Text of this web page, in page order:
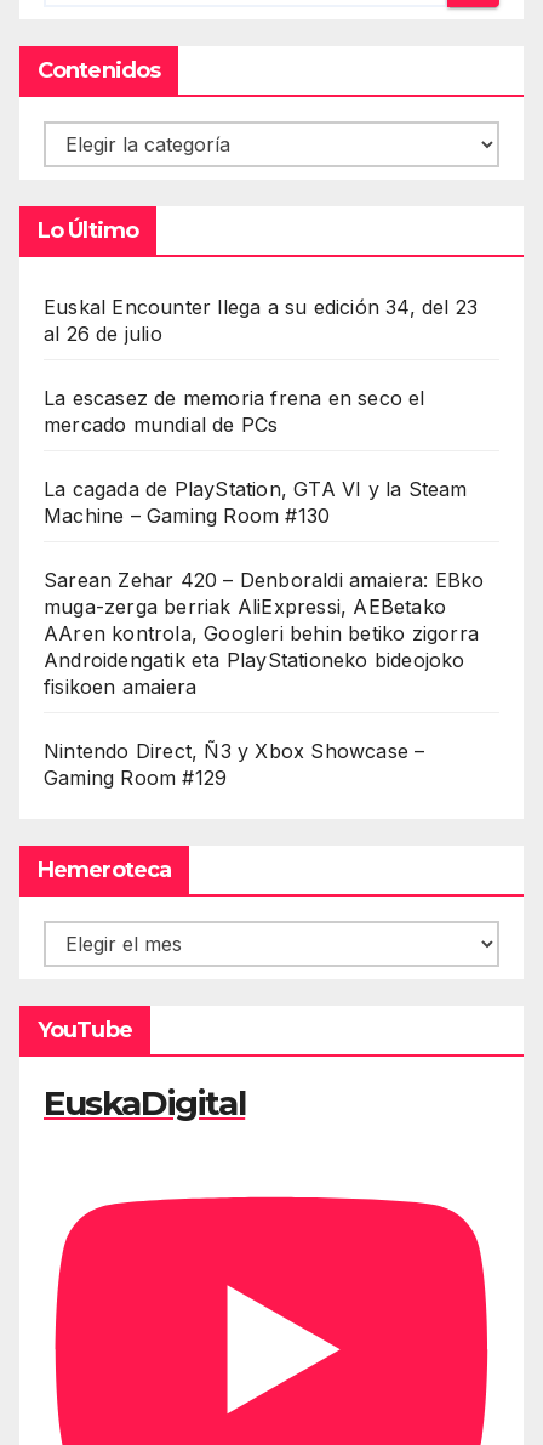
Contenidos
Contenidos
Lo Último
Euskal Encounter llega a su edición 34, del 23
al 26 de julio
La escasez de memoria frena en seco el
mercado mundial de PCs
La cagada de PlayStation, GTA VI y la Steam
Machine – Gaming Room #130
Sarean Zehar 420 – Denboraldi amaiera: EBko
muga-zerga berriak AliExpressi, AEBetako
AAren kontrola, Googleri behin betiko zigorra
Androidengatik eta PlayStationeko bideojoko
fisikoen amaiera
Nintendo Direct, Ñ3 y Xbox Showcase –
Gaming Room #129
Hemeroteca
Hemeroteca
YouTube
EuskaDigital